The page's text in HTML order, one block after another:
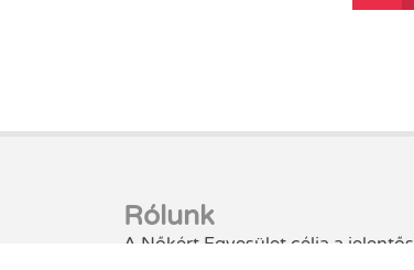
Rólunk
A Nőkért Egyesület célja a jelentős